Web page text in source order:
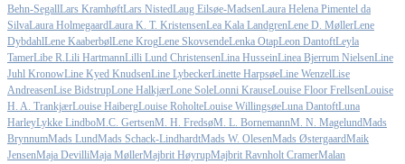
Behn-SegallLars KramhøftLars NistedLaug Eilsøe-MadsenLaura Helena Pimentel da
SilvaLaura HolmegaardLaura K. T. KristensenLea Kala LandgrenLene D. MøllerLene
DybdahlLene KaaberbølLene KrogLene SkovsendeLenka OtapLeon DantoftLeyla
TamerLibe R.Lili HartmannLilli Lund ChristensenLina HusseinLinea Bjerrum NielsenLine
Juhl KronowLine Kyed KnudsenLine LybeckerLinette HarpsøeLine WenzelLise
AndreasenLise BidstrupLone HalkjærLone SoleLonni KrauseLouise Floor FrellsenLouise
H. A. TrankjærLouise HaibergLouise RoholteLouise WillingsøeLuna DantoftLuna
HarleyLykke LindboM.C. GertsenM. H. FredsøM. L. BornemannM. N. MagelundMads
BrynnumMads LundMads Schack-LindhardtMads W. OlesenMads ØstergaardMaik
JensenMaja DevilliMaja MøllerMajbrit HøyrupMajbrit Ravnholt CramerMalan